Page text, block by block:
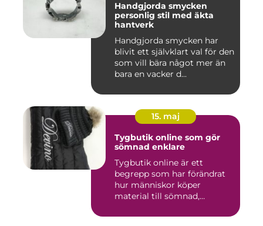
Handgjorda smycken
personlig stil med äkta
hantverk
Handgjorda smycken har
blivit ett självklart val för den
som vill bära något mer än
bara en vacker d...
15. maj
Tygbutik online som gör
sömnad enklare
Tygbutik online är ett
begrepp som har förändrat
hur människor köper
material till sömnad,